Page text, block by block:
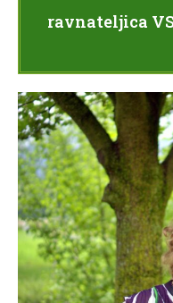
ravnateljica